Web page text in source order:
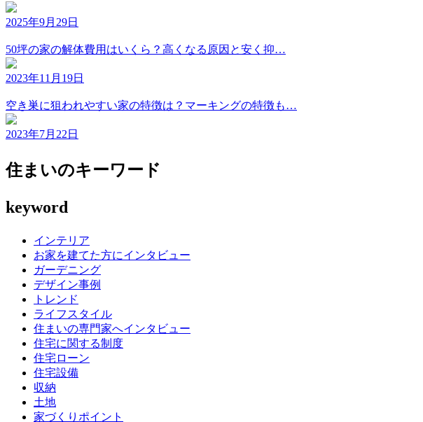
2025年9月29日
50坪の家の解体費用はいくら？高くなる原因と安く抑…
2023年11月19日
空き巣に狙われやすい家の特徴は？マーキングの特徴も…
2023年7月22日
住まいのキーワード
keyword
インテリア
お家を建てた方にインタビュー
ガーデニング
デザイン事例
トレンド
ライフスタイル
住まいの専門家へインタビュー
住宅に関する制度
住宅ローン
住宅設備
収納
土地
家づくりポイント